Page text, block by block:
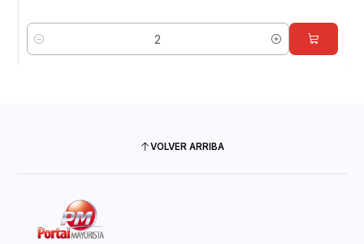
Cantidad
VOLVER ARRIBA